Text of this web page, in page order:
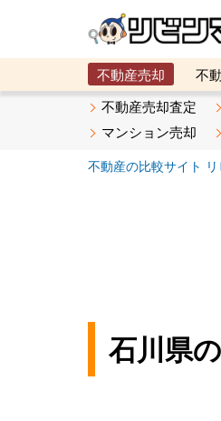
不動産売却 不
メタ住宅展示場
不動産売却査定
マンション売却
不動産の比較サイト
石川県